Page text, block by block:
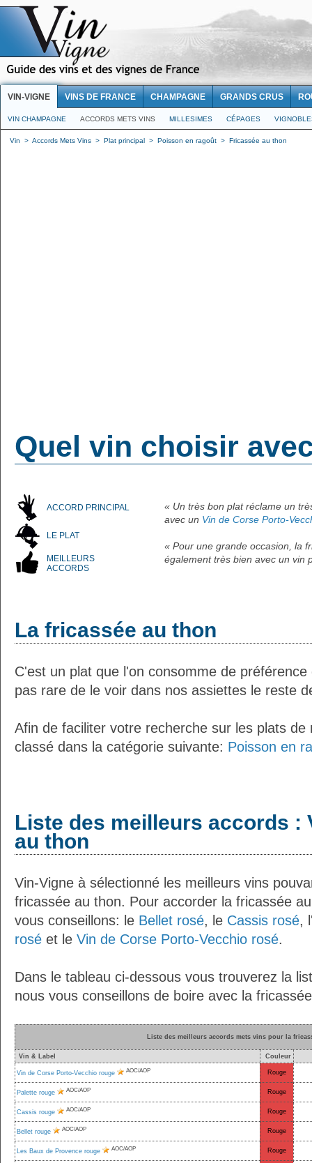
VIN-VIGNE VINS DE FRANCE CHAMPAGNE GRANDS CRUS
VIN CHAMPAGNE ACCORDS METS VINS MILLESIMES CÉPAGES
Vin > Accords Mets Vins > Plat principal > Poisson en ragoût > Fricassée au thon
Quel vin choisir
ACCORD PRINCIPAL
LE PLAT
MEILLEURS
ACCORDS
« Un très bon plat réclame un
avec un Vin de Corse Porto-
« Pour une grande occasion, la
également très bien avec un vin
La fricassée au thon
C'est un plat que l'on consomme de
pas rare de le voir dans nos assiettes le reste
Afin de faciliter votre recherche sur les plats
classé dans la catégorie suivante: Poisson en
Liste des meilleurs accords :
au thon
Vin-Vigne à sélectionné les meilleurs vins
fricassée au thon. Pour accorder la fricassée
vous conseillons: le Bellet rosé, le Cassis rosé,
rosé et le Vin de Corse Porto-Vecchio rosé.
Dans le tableau ci-dessous vous trouverez la
nous vous conseillons de boire avec la
Liste des meilleurs accords mets vins pour la
Vin & Label Couleur
Vin de Corse Porto-Vecchio rouge AOC/AOP Rouge
Palette rouge AOC/AOP Rouge
Cassis rouge AOC/AOP Rouge
Bellet rouge AOC/AOP Rouge
Les Baux de Provence rouge AOC/AOP Rouge